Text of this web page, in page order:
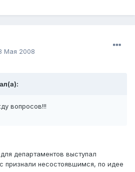
Мая 2008
вопросов!!!
департаментов выступал
признали несостоявшимся, по идее